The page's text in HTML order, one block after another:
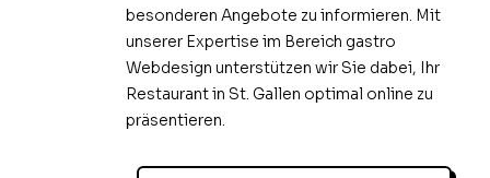
besonderen Angebote zu informieren. Mit
unserer Expertise im Bereich gastro
Webdesign unterstützen wir Sie dabei, Ihr
Restaurant in St. Gallen optimal online zu
präsentieren.